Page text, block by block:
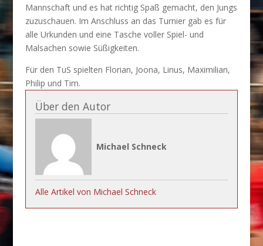
Mannschaft und es hat richtig Spaß gemacht, den Jungs
zuzuschauen. Im Anschluss an das Turnier gab es für
alle Urkunden und eine Tasche voller Spiel- und
Malsachen sowie Süßigkeiten.
Für den TuS spielten Florian, Joona, Linus, Maximilian,
Philip und Tim.
Über den Autor
Michael Schneck
Alle Artikel von Michael Schneck